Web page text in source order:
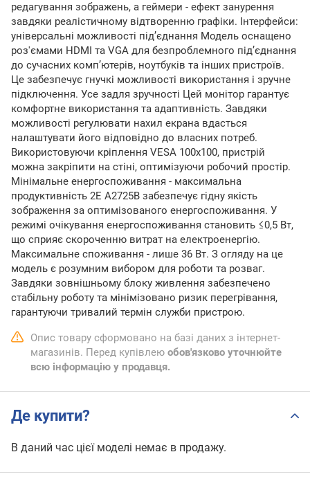
редагування зображень, а геймери - ефект занурення
завдяки реалістичному відтворенню графіки. Інтерфейси:
універсальні можливості під’єднання Модель оснащено
роз'ємами HDMI та VGA для безпроблемного під’єднання
до сучасних комп’ютерів, ноутбуків та інших пристроїв.
Це забезпечує гнучкі можливості використання і зручне
підключення. Усе задля зручності Цей монітор гарантує
комфортне використання та адаптивність. Завдяки
можливості регулювати нахил екрана вдасться
налаштувати його відповідно до власних потреб.
Використовуючи кріплення VESA 100х100, пристрій
можна закріпити на стіні, оптимізуючи робочий простір.
Мінімальне енергоспоживання - максимальна
продуктивність 2E A2725B забезпечує гідну якість
зображення за оптимізованого енергоспоживання. У
режимі очікування енергоспоживання становить ≤0,5 Вт,
що сприяє скороченню витрат на електроенергію.
Максимальне споживання - лише 36 Вт. З огляду на це
модель є розумним вибором для роботи та розваг.
Завдяки зовнішньому блоку живлення забезпечено
стабільну роботу та мінімізовано ризик перегрівання,
гарантуючи тривалий термін служби пристрою.
Опис товару сформовано на базі даних з інтернет-
магазинів. Перед купівлею обов'язково уточнюйте
всю інформацію у продавця.
Де купити?
В даний час цієї моделі немає в продажу.